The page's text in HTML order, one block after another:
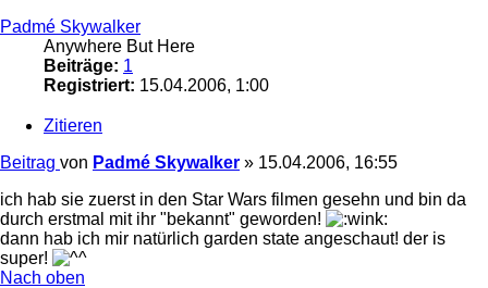
Padmé Skywalker
Anywhere But Here
Beiträge: 1
Registriert: 15.04.2006, 1:00
Zitieren
Beitrag von Padmé Skywalker » 15.04.2006, 16:55
ich hab sie zuerst in den Star Wars filmen gesehn und bin da
durch erstmal mit ihr "bekannt" geworden!
dann hab ich mir natürlich garden state angeschaut! der is
super!
Nach oben